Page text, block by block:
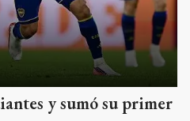
y sumó su primer